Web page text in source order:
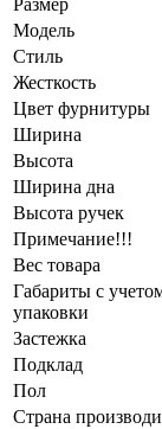
Размер
Модель
Стиль
Жесткость
Цвет фурнитуры
Ширина
Высота
Ширина дна
Высота ручек
Примечание!!!
Вес товара
Габариты с
упаковки
Застежка
Подклад
Пол
Страна